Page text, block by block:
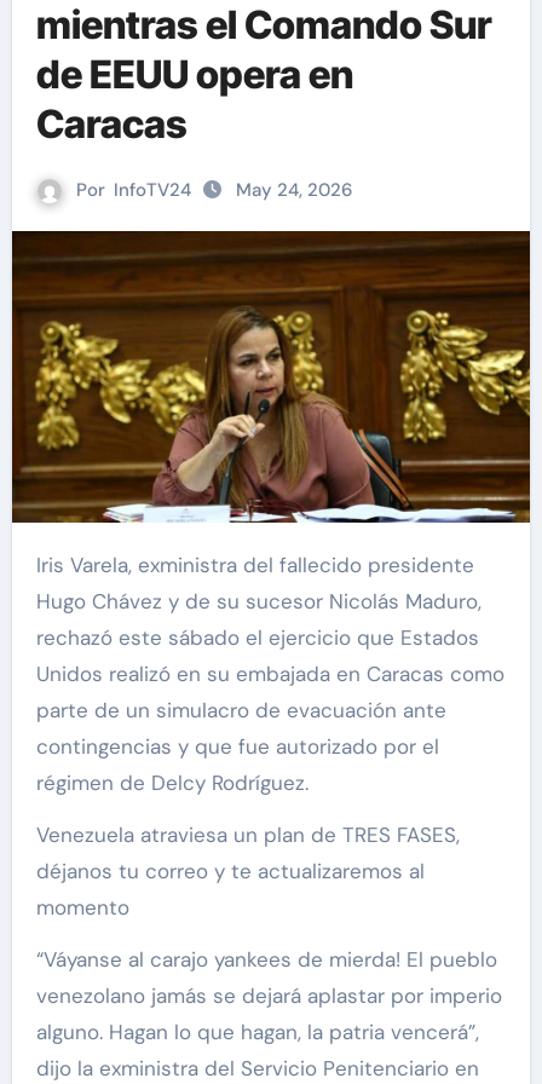
mientras el Comando Sur
de EEUU opera en
Caracas
Por InfoTV24 May 24, 2026
Iris Varela, exministra del fallecido presidente
Hugo Chávez y de su sucesor Nicolás Maduro,
rechazó este sábado el ejercicio que Estados
Unidos realizó en su embajada en Caracas como
parte de un simulacro de evacuación ante
contingencias y que fue autorizado por el
régimen de Delcy Rodríguez.
Venezuela atraviesa un plan de TRES FASES,
déjanos tu correo y te actualizaremos al
momento
“Váyanse al carajo yankees de mierda! El pueblo
venezolano jamás se dejará aplastar por imperio
alguno. Hagan lo que hagan, la patria vencerá”,
dijo la exministra del Servicio Penitenciario en